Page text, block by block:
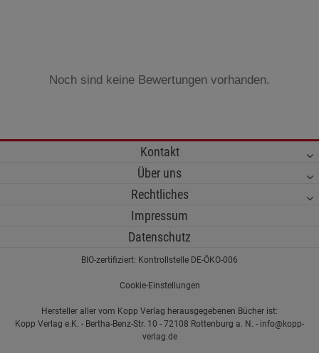
Noch sind keine Bewertungen vorhanden.
Kontakt
Über uns
Rechtliches
Impressum
Datenschutz
BIO-zertifiziert: Kontrollstelle DE-ÖKO-006
Cookie-Einstellungen
Hersteller aller vom Kopp Verlag herausgegebenen Bücher ist:
Kopp Verlag e.K. - Bertha-Benz-Str. 10 - 72108 Rottenburg a. N. - info@kopp-
verlag.de